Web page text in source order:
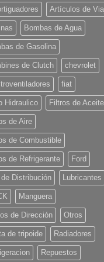
Artículos de
Bombas de Agua
de Gasolina
de Clutch chevrolet
fiat
Hidraulico Filtros de Aceite
de Aire
de Combustible
de Refrigerante Ford
Distribución Lubricantes
Manguera
de Dirección Otros
de tripoide Radiadores
Repuestos